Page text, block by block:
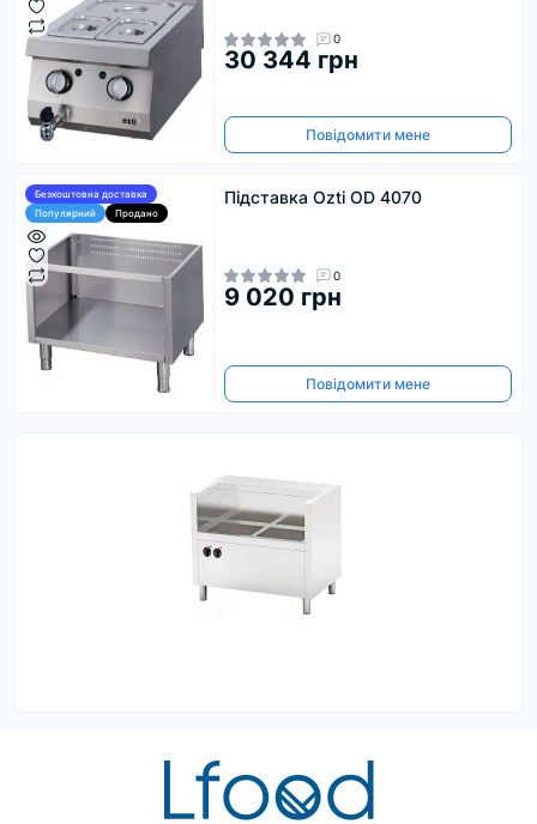
0
30 344 грн
Повідомити мене
Безкоштовна доставка
Популярний
Продано
Підставка Ozti OD 4070
0
9 020 грн
Повідомити мене